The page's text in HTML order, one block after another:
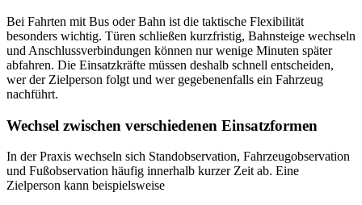
Bei Fahrten mit Bus oder Bahn ist die taktische Flexibilität
besonders wichtig. Türen schließen kurzfristig, Bahnsteige wechseln
und Anschlussverbindungen können nur wenige Minuten später
abfahren. Die Einsatzkräfte müssen deshalb schnell entscheiden,
wer der Zielperson folgt und wer gegebenenfalls ein Fahrzeug
nachführt.
Wechsel zwischen verschiedenen Einsatzformen
In der Praxis wechseln sich Standobservation, Fahrzeugobservation
und Fußobservation häufig innerhalb kurzer Zeit ab. Eine
Zielperson kann beispielsweise